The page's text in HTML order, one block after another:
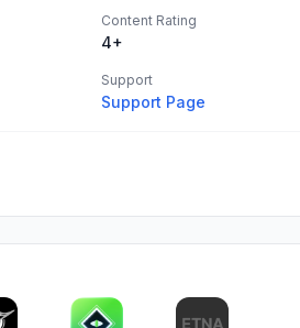
Content Rating
4+
Support
Support Page